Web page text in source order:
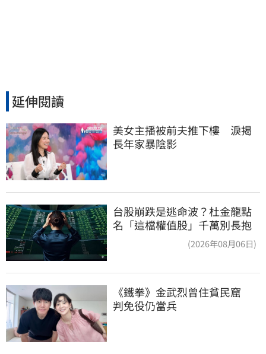
延伸閱讀
美女主播被前夫推下樓　淚揭
長年家暴陰影
台股崩跌是逃命波？杜金龍點
名「這檔權值股」千萬別長抱
(2026年08月06日)
《鐵拳》金武烈曾住貧民窟
判免役仍當兵